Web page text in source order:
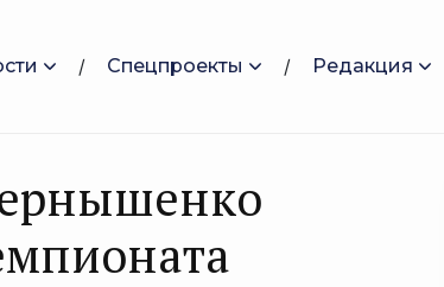
Спецпроекты Редакция